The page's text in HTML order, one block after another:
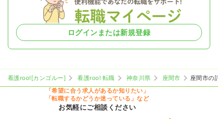
ログインまたは新規登録
看護roo![カンゴルー] 看護roo! 転職 神奈川県 座間市
座間市の
「希望に合う求人があるか知りたい」
「転職するかどうか迷っている」など
お気軽にご相談ください